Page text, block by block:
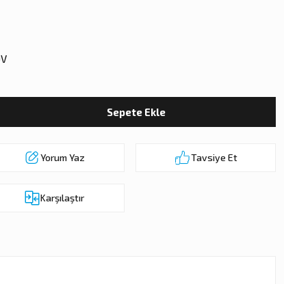
Sepete Ekle
Yorum Yaz Tavsiye Et
Karşılaştır